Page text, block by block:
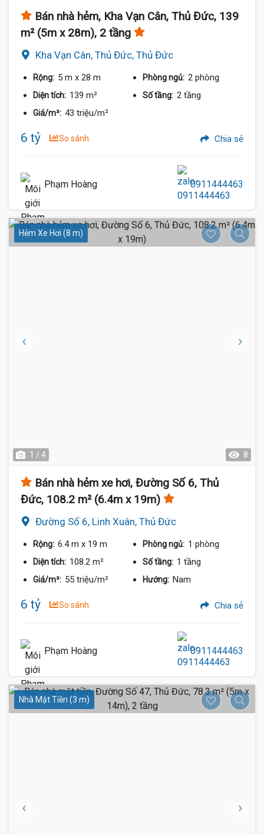
Bán nhà hẻm, Kha Vạn Cân, Thủ Đức, 139
m² (5m x 28m), 2 tầng
Kha Vạn Cân, Thủ Đức, Thủ Đức
Rộng: 5 m x 28 m Phòng ngủ: 2 phòng
Diện tích: 139 m² Số tầng: 2 tầng
Giá/m²: 43 triệu/m²
6 tỷ So sánh Chia sẻ
Phạm Hoàng 0911444463
Hẻm Xe Hơi (8 m)
1 / 4 8
Bán nhà hẻm xe hơi, Đường Số 6, Thủ
Đức, 108.2 m² (6.4m x 19m)
Đường Số 6, Linh Xuân, Thủ Đức
Rộng: 6.4 m x 19 m Phòng ngủ: 1 phòng
Diện tích: 108.2 m² Số tầng: 1 tầng
Giá/m²: 55 triệu/m² Hướng: Nam
6 tỷ So sánh Chia sẻ
Phạm Hoàng 0911444463
Nhà Mặt Tiền (3 m)